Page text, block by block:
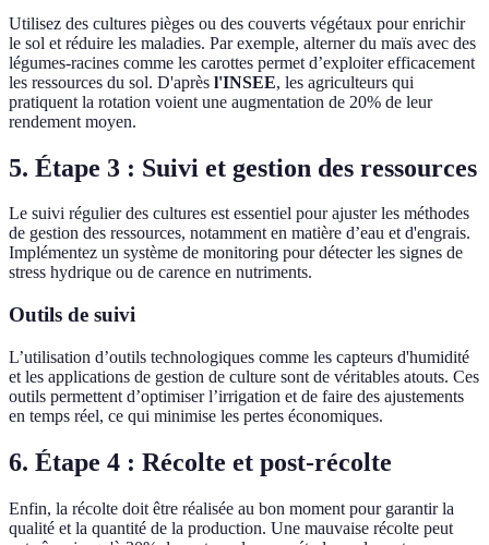
Utilisez des cultures pièges ou des couverts végétaux pour enrichir
le sol et réduire les maladies. Par exemple, alterner du maïs avec des
légumes-racines comme les carottes permet d’exploiter efficacement
les ressources du sol. D'après l'INSEE, les agriculteurs qui
pratiquent la rotation voient une augmentation de 20% de leur
rendement moyen.
5. Étape 3 : Suivi et gestion des ressources
Le suivi régulier des cultures est essentiel pour ajuster les méthodes
de gestion des ressources, notamment en matière d’eau et d'engrais.
Implémentez un système de monitoring pour détecter les signes de
stress hydrique ou de carence en nutriments.
Outils de suivi
L’utilisation d’outils technologiques comme les capteurs d'humidité
et les applications de gestion de culture sont de véritables atouts. Ces
outils permettent d’optimiser l’irrigation et de faire des ajustements
en temps réel, ce qui minimise les pertes économiques.
6. Étape 4 : Récolte et post-récolte
Enfin, la récolte doit être réalisée au bon moment pour garantir la
qualité et la quantité de la production. Une mauvaise récolte peut